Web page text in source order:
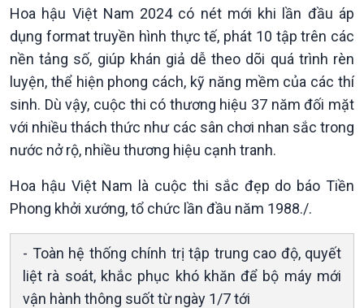
Kinh tế
Tin Kinh tế
Trước giờ mở cửa
Dòng chảy Kinh tế
Sức sống hàng Việt
Khởi nghiệp
Tuyên chiến với gian lận
thương mại
Nông nghiệp & Biển đảo
Tin Nông nghiệp & Biển
đảo
Mùa vàng
Biển đảo Việt Nam
Tâm tình biên giới và hải
đảo
Tìm hiểu biển, đảo Việt
Nam
Hoa hậu Việt Nam 2024 có nét mới khi lần đầu áp
dụng format truyền hình thực tế, phát 10 tập trên các
nền tảng số, giúp khán giả dễ theo dõi quá trình rèn
luyện, thể hiện phong cách, kỹ năng mềm của các thí
sinh. Dù vậy, cuộc thi có thương hiệu 37 năm đối mặt
với nhiều thách thức như các sân chơi nhan sắc trong
nước nở rộ, nhiều thương hiệu cạnh tranh.
Hoa hậu Việt Nam là cuộc thi sắc đẹp do báo Tiền
Phong khởi xướng, tổ chức lần đầu năm 1988./.
- Toàn hệ thống chính trị tập trung cao độ, quyết
liệt rà soát, khắc phục khó khăn để bộ máy mới
vận hành thông suốt từ ngày 1/7 tới